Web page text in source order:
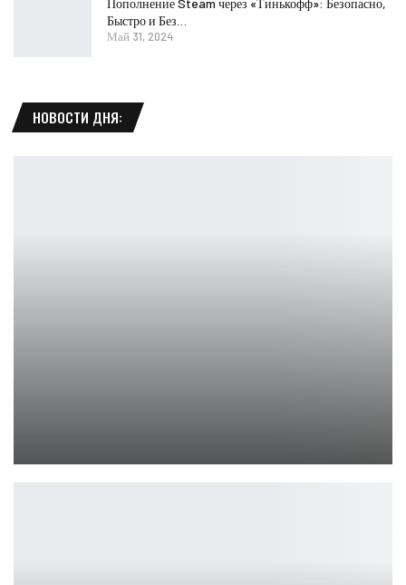
Пополнение Steam через «Тинькофф»: Безопасно,
Быстро и Без…
Май 31, 2024
НОВОСТИ ДНЯ: